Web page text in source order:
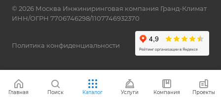
© 2026 Москва Инжиниринговая компания Гранд-Климат
ИНН/ОГРН 7706746298/1107746932370
Политика конфиденциальности
Главная Поиск Каталог Услуги Компания Проекты